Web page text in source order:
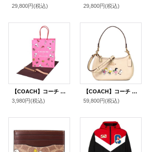
29,800円(税込)
29,800円(税込)
【COACH】コーチ ピーナッツ コラボ スヌーピー プリント ショップバッグ 純正紙袋 布袋 リボン付き ギフトキット プレゼント セット ピンクマルチ（送料無料）
3,980円(税込)
【COACH】コーチ ぺブルレザー ピーナッツ コラボ スヌーピー フレンズ テリ 2way クロスボディ 斜め掛け ショルダー ハンド バッグ アイボリーマルチ（日本未発売）
59,800円(税込)